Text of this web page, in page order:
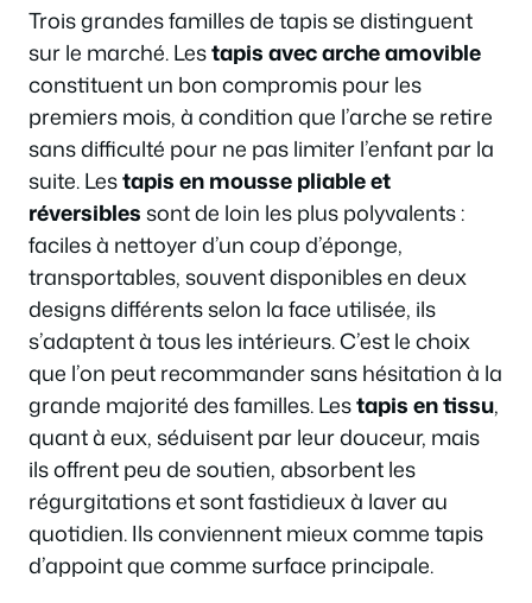
Trois grandes familles de tapis se distinguent
sur le marché. Lestapis avec arche amovible
constituent un bon compromis pour les
premiers mois, à condition que l’arche se retire
sans difficulté pour ne pas limiter l’enfant par la
suite. Lestapis en mousse pliable et
réversiblessont de loin les plus polyvalents :
faciles à nettoyer d’un coup d’éponge,
transportables, souvent disponibles en deux
designs différents selon la face utilisée, ils
s’adaptent à tous les intérieurs. C’est le choix
que l’on peut recommander sans hésitation à la
grande majorité des familles. Lestapis en tissu,
quant à eux, séduisent par leur douceur, mais
ils offrent peu de soutien, absorbent les
régurgitations et sont fastidieux à laver au
quotidien. Ils conviennent mieux comme tapis
d’appoint que comme surface principale.